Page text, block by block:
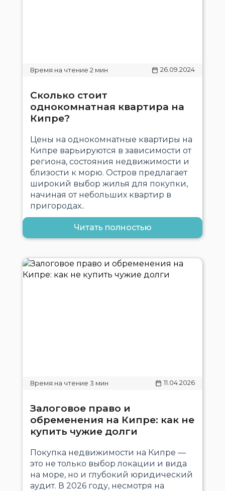
26.09.2024
Сколько стоит
однокомнатная квартира на
Кипре?
Цены на однокомнатные квартиры на
Кипре варьируются в зависимости от
региона, состояния недвижимости и
близости к морю. Остров предлагает
широкий выбор жилья для покупки,
начиная от небольших квартир в
пригородах..
Читать полностью
11.04.2026
Залоговое право и
обременения на Кипре: как не
купить чужие долги
Покупка недвижимости на Кипре —
это не только выбор локации и вида
на море, но и глубокий юридический
аудит. В 2026 году, несмотря на